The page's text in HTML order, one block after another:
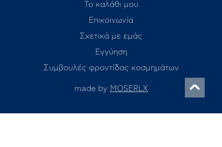
Το καλάθι μου
Επικοινωνία
Σχετικά με εμάς
Εγγύηση
Συμβουλές φροντίδας κοσμημάτων
made by MOSERLX